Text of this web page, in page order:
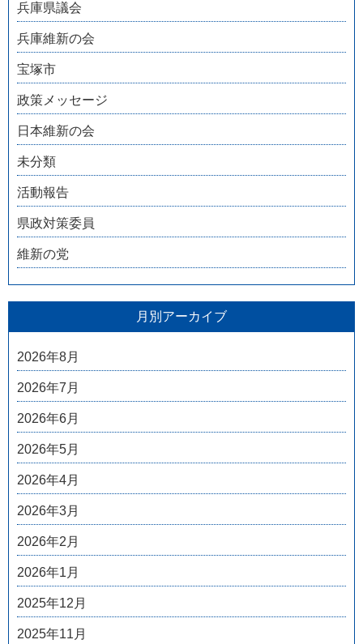
兵庫県議会
兵庫維新の会
宝塚市
政策メッセージ
日本維新の会
未分類
活動報告
県政対策委員
維新の党
月別アーカイブ
2026年8月
2026年7月
2026年6月
2026年5月
2026年4月
2026年3月
2026年2月
2026年1月
2025年12月
2025年11月